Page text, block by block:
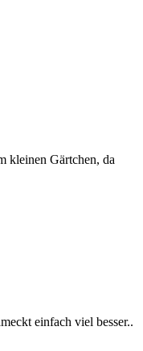
kleinen Gärtchen, da
einfach viel besser..